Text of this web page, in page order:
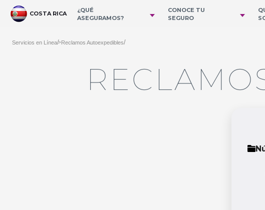
Skip to Main Content
COSTA RICA
¿QUÉ
ASEGURAMOS?
CONOCE TU
SEGURO
Servicios en Línea/>Reclamos Autoexpedibles/